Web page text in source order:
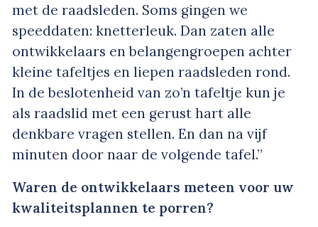
met de raadsleden. Soms gingen we
speeddaten: knetterleuk. Dan zaten alle
ontwikkelaars en belangengroepen achter
kleine tafeltjes en liepen raadsleden rond.
In de beslotenheid van zo’n tafeltje kun je
als raadslid met een gerust hart alle
denkbare vragen stellen. En dan na vijf
minuten door naar de volgende tafel.”
Waren de ontwikkelaars meteen voor uw
kwaliteitsplannen te porren?